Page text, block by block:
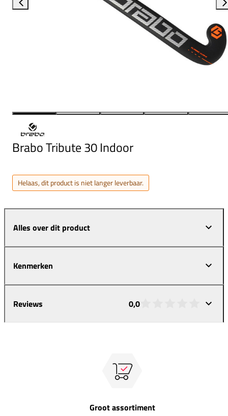
Brabo Tribute 30 Indoor
Helaas, dit product is niet langer leverbaar.
Alles over dit product
Kenmerken
Reviews 0,0
Groot assortiment